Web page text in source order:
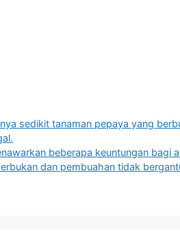
sedikit tanaman pepaya yang
beberapa keuntungan bagi
dan pembuahan tidak